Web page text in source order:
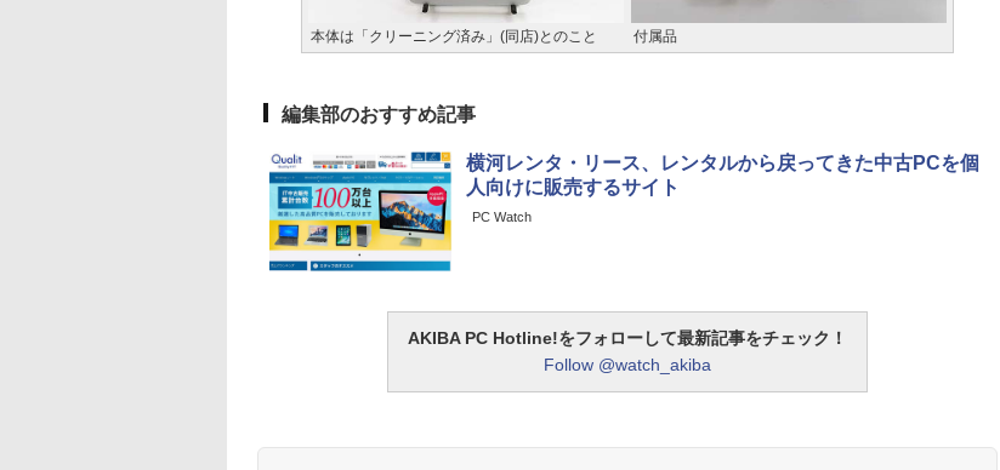
本体は「クリーニング済み」(同店)とのこと 付属品
編集部のおすすめ記事
横河レンタ・リース、レンタルから戻ってきた中古PCを個
人向けに販売するサイト
PC Watch
AKIBA PC Hotline!をフォローして最新記事をチェック！
Follow @watch_akiba